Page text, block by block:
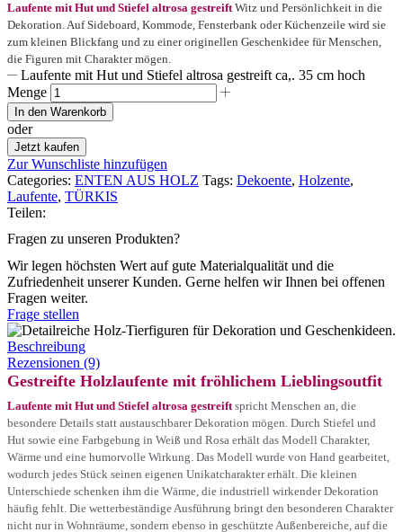
Laufente mit Hut und Stiefel altrosa gestreiftWitz und Persönlichkeit in die
Dekoration. Auf Sideboard, Kommode, Fensterbank oder Küchenzeile wird sie
zum kleinen Blickfang und zu einer originellen Geschenkidee für Menschen,
die Figuren mit Charakter mögen.
Laufente mit Hut und Stiefel altrosa gestreift ca,. 35 cm hoch
Menge
In den Warenkorb
oder
Jetzt kaufen
Zur Wunschliste hinzufügen
Categories: ENTEN AUS HOLZ Tags: Dekoente, Holzente,
Laufente, TÜRKIS
Teilen:
Fragen zu unseren Produkten?
Wir legen höchsten Wert auf gute Materialqualität und die
Zufriedenheit unserer Kunden. Gerne helfen wir Ihnen bei offenen
Fragen weiter.
Frage stellen
Beschreibung
Rezensionen (9)
Gestreifte Holzlaufente mit fröhlichem Lieblingsoutfit
Laufente mit Hut und Stiefel altrosa gestreift spricht Menschen an, die
besondere Details statt austauschbarer Dekoration mögen. Durch Stiefel und
Hut sowie eine Farbgebung in Weiß und Rosa erhält das Modell Charakter,
Wärme und eine humorvolle Wirkung. Das Modell wurde von Hand gearbeitet,
wodurch jedes Stück seinen eigenen Unikatcharakter erhält. Die kleinen
Unterschiede schenken ihm die Wärme, die industriell wirkender Dekoration
häufig fehlt. Die wetterbeständige Ausführung bringt den besonderen Charakter
nicht nur in Wohnräume, sondern ebenso in geschützte Außenbereiche, auf die